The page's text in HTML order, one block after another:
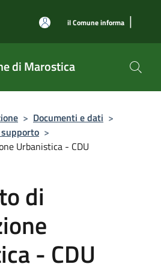
il Comune informa |
di Marostica
> Documenti e dati >
>
Urbanistica - CDU
di
- CDU